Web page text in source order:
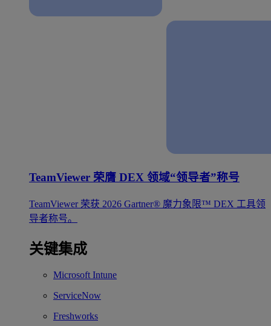
TeamViewer 荣膺 DEX 领域“领导者”称号
TeamViewer 荣获 2026 Gartner® 魔力象限™ DEX 工具领
导者称号。
关键集成
Microsoft Intune
ServiceNow
Freshworks